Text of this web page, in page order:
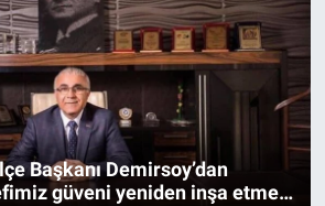
Başkanı Demirsoy’dan
güveni yeniden inşa etmek